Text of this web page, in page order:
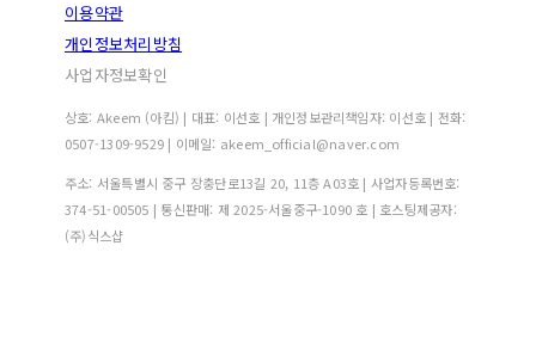
이용약관
개인정보처리방침
사업자정보확인
상호: Akeem (아킴) | 대표: 이선호 | 개인정보관리책임자: 이선호 | 전화:
0507-1309-9529 | 이메일: akeem_official@naver.com
주소: 서울특별시 중구 장충단로13길 20, 11층 A03호 | 사업자등록번호:
374-51-00505 | 통신판매: 제 2025-서울중구-1090 호 | 호스팅제공자:
(주)식스샵